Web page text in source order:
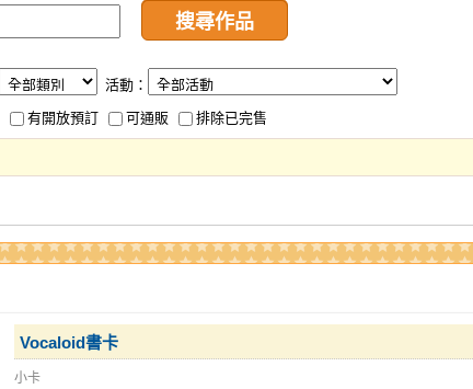
活動：
有開放預訂 可通販 排除已完售
Vocaloid書卡
小卡